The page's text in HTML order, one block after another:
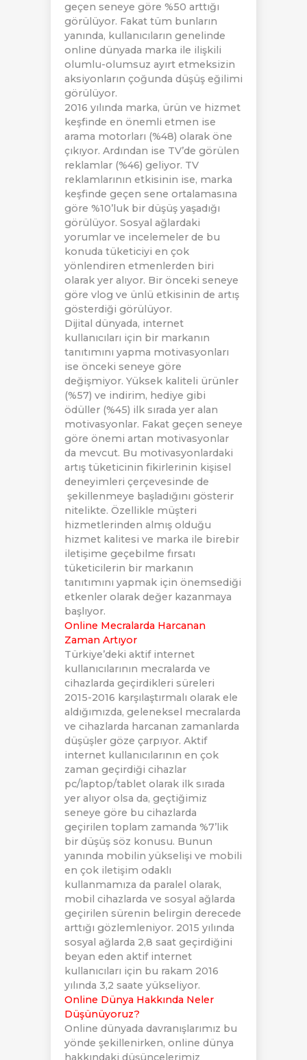
geçen seneye göre %50 arttığı
görülüyor. Fakat tüm bunların
yanında, kullanıcıların genelinde
online dünyada marka ile ilişkili
olumlu-olumsuz ayırt etmeksizin
aksiyonların çoğunda düşüş eğilimi
görülüyor.
2016 yılında marka, ürün ve hizmet
keşfinde en önemli etmen ise
arama motorları (%48) olarak öne
çıkıyor. Ardından ise TV’de görülen
reklamlar (%46) geliyor. TV
reklamlarının etkisinin ise, marka
keşfinde geçen sene ortalamasına
göre %10’luk bir düşüş yaşadığı
görülüyor. Sosyal ağlardaki
yorumlar ve incelemeler de bu
konuda tüketiciyi en çok
yönlendiren etmenlerden biri
olarak yer alıyor. Bir önceki seneye
göre vlog ve ünlü etkisinin de artış
gösterdiği görülüyor.
Dijital dünyada, internet
kullanıcıları için bir markanın
tanıtımını yapma motivasyonları
ise önceki seneye göre
değişmiyor. Yüksek kaliteli ürünler
(%57) ve indirim, hediye gibi
ödüller (%45) ilk sırada yer alan
motivasyonlar. Fakat geçen seneye
göre önemi artan motivasyonlar
da mevcut. Bu motivasyonlardaki
artış tüketicinin fikirlerinin kişisel
deneyimleri çerçevesinde de
şekillenmeye başladığını gösterir
nitelikte. Özellikle müşteri
hizmetlerinden almış olduğu
hizmet kalitesi ve marka ile birebir
iletişime geçebilme fırsatı
tüketicilerin bir markanın
tanıtımını yapmak için önemsediği
etkenler olarak değer kazanmaya
başlıyor.
Online Mecralarda Harcanan
Zaman Artıyor
Türkiye’deki aktif internet
kullanıcılarının mecralarda ve
cihazlarda geçirdikleri süreleri
2015-2016 karşılaştırmalı olarak ele
aldığımızda, geleneksel mecralarda
ve cihazlarda harcanan zamanlarda
düşüşler göze çarpıyor. Aktif
internet kullanıcılarının en çok
zaman geçirdiği cihazlar
pc/laptop/tablet olarak ilk sırada
yer alıyor olsa da, geçtiğimiz
seneye göre bu cihazlarda
geçirilen toplam zamanda %7’lik
bir düşüş söz konusu. Bunun
yanında mobilin yükselişi ve mobili
en çok iletişim odaklı
kullanmamıza da paralel olarak,
mobil cihazlarda ve sosyal ağlarda
geçirilen sürenin belirgin derecede
arttığı gözlemleniyor. 2015 yılında
sosyal ağlarda 2,8 saat geçirdiğini
beyan eden aktif internet
kullanıcıları için bu rakam 2016
yılında 3,2 saate yükseliyor.
Online Dünya Hakkında Neler
Düşünüyoruz?
Online dünyada davranışlarımız bu
yönde şekillenirken, online dünya
hakkındaki düşüncelerimiz